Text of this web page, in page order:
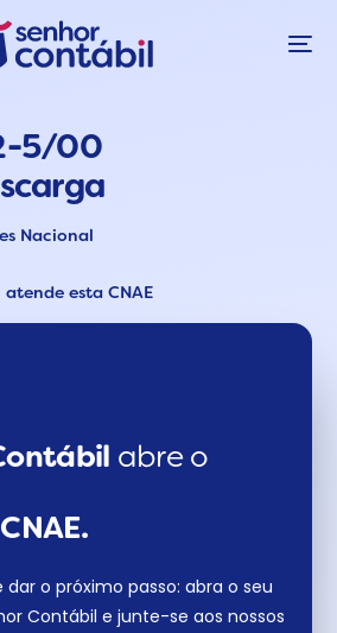
5/00
Nacional
esta CNAE
abre o
dar o próximo passo: abra o seu
Contábil e junte-se aos nossos